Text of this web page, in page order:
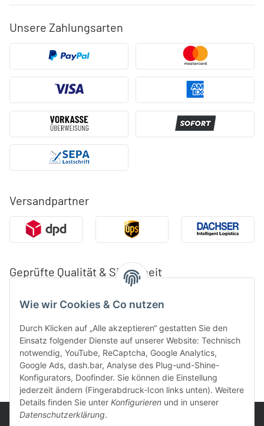
Wie wir Cookies & Co nutzen
Durch Klicken auf „Alle akzeptieren“ gestatten Sie den
Einsatz folgender Dienste auf unserer Website: Technisch
notwendig, YouTube, ReCaptcha, Google Analytics,
Google Ads, dash.bar, Analyse des Plug-und-Shine-
Konfigurators, Doofinder. Sie können die Einstellung
jederzeit ändern (Fingerabdruck-Icon links unten). Weitere
Details finden Sie unter Konfigurieren und in unserer
Datenschutzerklärung.
Unsere Zahlungsarten
Versandpartner
Geprüfte Qualität & Sicherheit